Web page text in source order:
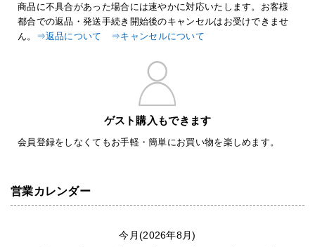
商品に不具合があった場合には速やかに対応いたします。お客様
都合での返品・発送手続き開始後のキャンセルはお受けできませ
ん。 ⇒返品について ⇒キャンセルについて
ゲスト購入もできます
会員登録をしなくてもお手軽・簡単にお買い物を楽しめます。
営業カレンダー
今月(2026年8月)